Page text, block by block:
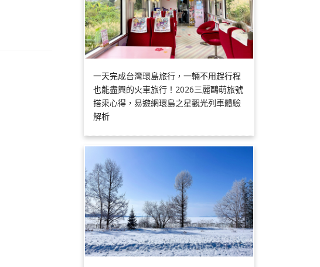
一天完成台灣環島旅行，一輛不用趕行程
也能盡興的火車旅行！2026三麗鷗萌旅號
搭乘心得，易遊網環島之星觀光列車體驗
解析